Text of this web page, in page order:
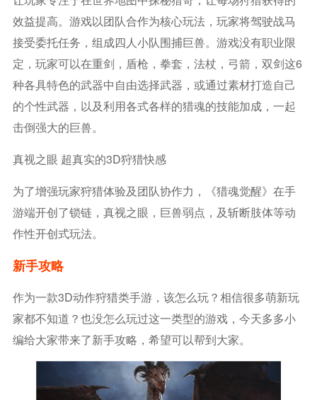
效益提高。游戏以团队合作为核心玩法，玩家将驾驶战马
接受委托任务，组成四人小队围捕巨兽。游戏没有职业限
定，玩家可以在重剑，盾枪，拳套，法杖，弓箭，双剑这6
种各具特色的武器中自由选择武器，或通过素材打造自己
的个性武器，以及利用各式各样的猎魂的技能加成，一起
击倒强大的巨兽。
真视之眼 超真实的3D狩猎快感
为了增强玩家狩猎体验及团队协作力，《猎魂觉醒》在手
游端开创了锁链，真视之眼，巨兽弱点，及斩断肢体等动
作性开创式玩法。
新手攻略
作为一款3D动作狩猎类手游，该怎么玩？相信很多萌新玩
家都不知道？也没怎么玩过这一类型的游戏，今天多多小
编给大家带来了新手攻略，希望可以帮到大家。